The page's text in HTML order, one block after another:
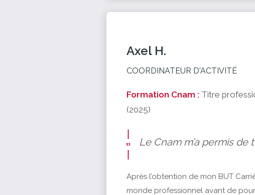
Axel H.
COORDINATEUR D'ACTIVITÉ
Formation Cnam : Titre
(2025)
Le Cnam m’a permis
Après l’obtention de mon BUT
monde professionnel avant de